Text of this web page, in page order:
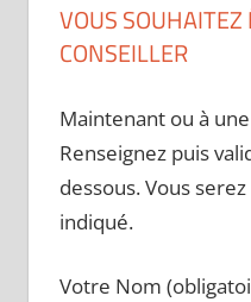
VOUS SOUHAITEZ
CONSEILLER
Maintenant ou à
Renseignez puis
dessous. Vous
indiqué.
Votre Nom